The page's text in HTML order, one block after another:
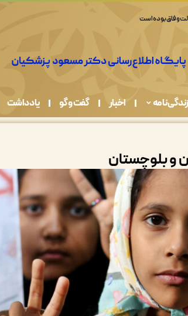
وفاق بوده است
زندگی نامه اخبار گفت و گو یادداشت
و بلوچستان